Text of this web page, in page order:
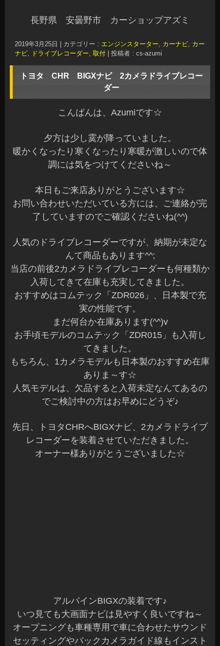
長野県 安曇野市 カーショップアズミ
2019年3月25日 カテゴリー : エンジンスターター, カーナビ, カー
ナビ, ドライブレコーダー, 取付 投稿者 : cs-azumi
トヨタ CHR BIGXナビ 2カメラドライブレコー
ダー
こんばんは、Azumiです☆
夕方は少し霙が降っていました。
暖かくなったり寒くなったり寒暖が激しいので体
調には気をつけてくださいね～
本日もご来店ありがとうございます☆
お問い合わせいただいている方には、ご連絡が完
了していますのでご確認くださいね(^^)
人気のドライブレコーダーですが、納期が未定な
んて商品もあります^^;
当店の前後2カメラドライブレコーダーも何種類か
入荷してきて在庫も充実してきました。
おすすめはコムテック「ZDR026」、日本製で充
実の性能です。
まだ何台か在庫あります(^^)v
お手頃モデルのコムテック「ZDR015」も入荷し
てきました。
もちろん、1カメラモデルも日本製のおすすめ在庫
ありま～す☆
人気モデルは、欠品すると入荷未定なんてあるの
でご検討中の方はお早めにどうぞ♪
先日、トヨタCHRへBIGXナビ、2カメラドライブ
レコーダーを装着させていただきました。
オーナー様ありがとうございました☆
アルパインBIGXの装着です♪
いつ見ても大画面ナビは見やすく良いですね～
オープニングも車種専用で車に合わせたサウンド
セッティングやバックカメラガイド線もインスト